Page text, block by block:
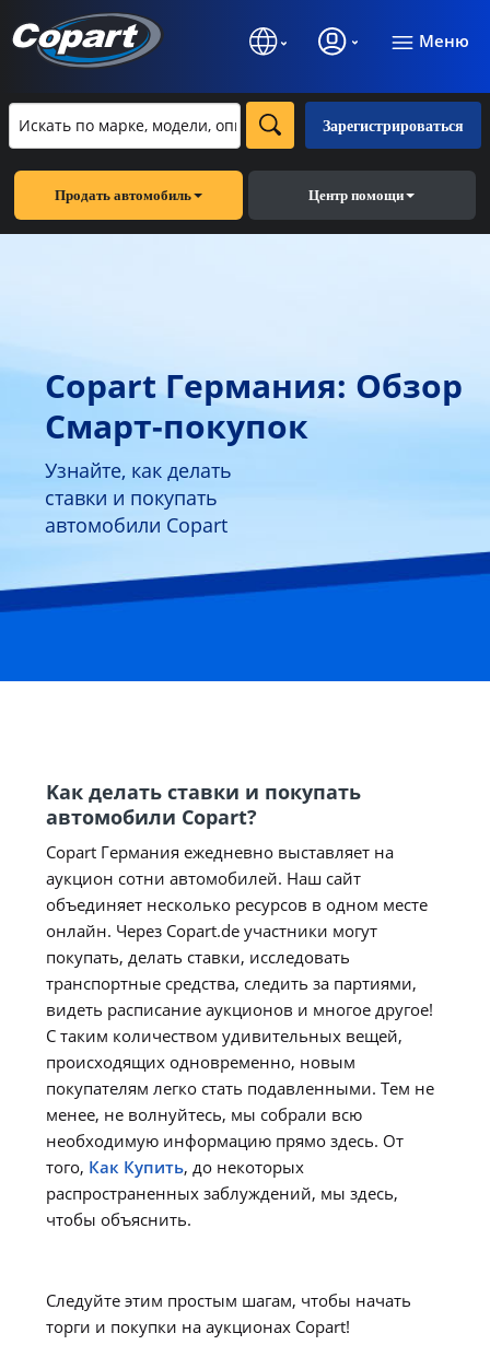
Меню
Зарегистрироваться
Продать автомобиль Центр помощи
Copart Германия: Обзор
Смарт-покупок
Узнайте, как делать
ставки и покупать
автомобили Copart
Kак делать ставки и покупать
автомобили Copart?
Copart Германия ежедневно выставляет на
аукцион сотни автомобилей. Наш сайт
объединяет несколько ресурсов в одном месте
онлайн. Через Copart.de участники могут
покупать, делать ставки, исследовать
транспортные средства, следить за партиями,
видеть расписание аукционов и многое другое!
С таким количеством удивительных вещей,
происходящих одновременно, новым
покупателям легко стать подавленными. Тем не
менее, не волнуйтесь, мы собрали всю
необходимую информацию прямо здесь. От
того, Как Купить, до некоторых
распространенных заблуждений, мы здесь,
чтобы объяснить.
Следуйте этим простым шагам, чтобы начать
торги и покупки на аукционах Copart!